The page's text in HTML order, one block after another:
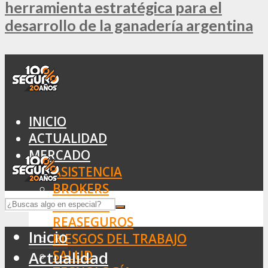
herramienta estratégica para el
desarrollo de la ganadería argentina
INICIO
ACTUALIDAD
MERCADO
ASISTENCIA
BROKERS
SEGUROS
REASEGUROS
RIESGOS DEL TRABAJO
SALUD
Inicio
Actualidad